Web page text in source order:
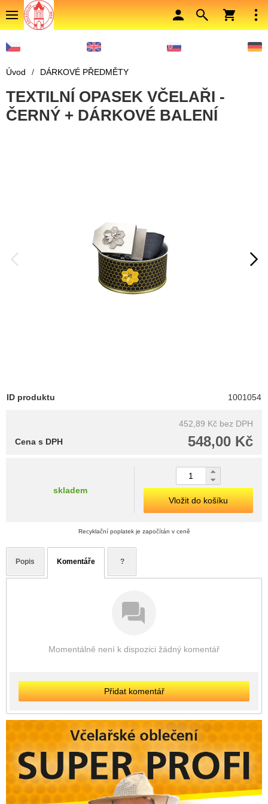
Úvod / DÁRKOVÉ PŘEDMĚTY
TEXTILNÍ OPASEK VČELAŘI -
ČERNÝ + DÁRKOVÉ BALENÍ
ID produktu 1001054
452,89 Kč bez DPH
548,00 Kč
Cena s DPH
skladem
Vložit do košíku
Recyklační poplatek je započítán v ceně
Popis Komentáře ?
Momentálně není k dispozici žádný komentář
Přidat komentář